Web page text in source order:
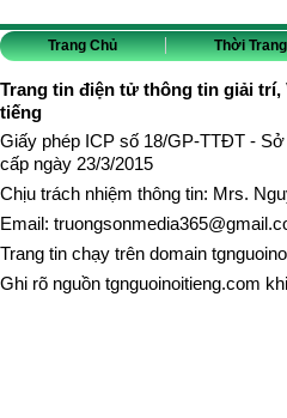
Trang Chủ Thời Trang
Trang tin điện tử thông tin giải
tiếng
Giấy phép ICP số 18/GP-TTĐT -
cấp ngày 23/3/2015
Chịu trách nhiệm thông tin: Mrs.
Email:
Trang tin chạy trên domain
Ghi rõ nguồn tgnguoinoitieng.com